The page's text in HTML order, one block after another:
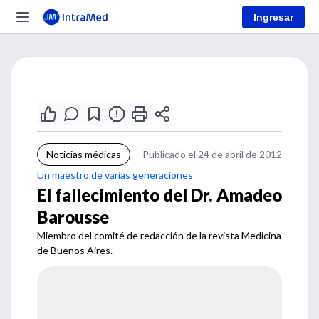
Ingresar
Noticias médicas
Publicado el 24 de abril de 2012
Un maestro de varias generaciones
El fallecimiento del Dr. Amadeo
Barousse
Miembro del comité de redacción de la revista Medicina
de Buenos Aires.